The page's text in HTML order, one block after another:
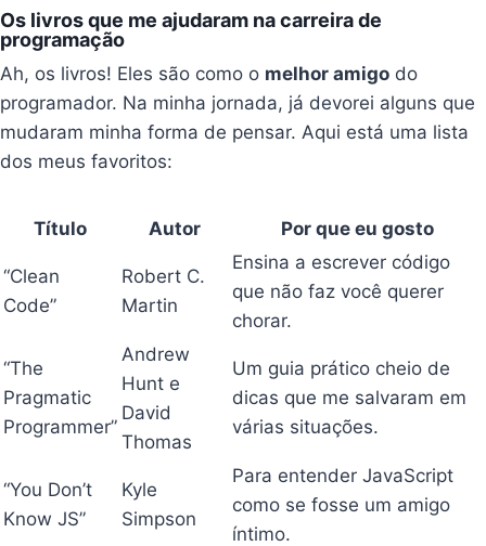
Os livros que me ajudaram na carreira de
programação
Ah, os livros! Eles são como o melhor amigo do
programador. Na minha jornada, já devorei alguns que
mudaram minha forma de pensar. Aqui está uma lista
dos meus favoritos:
Título Autor Por que eu gosto
“Clean
Code”
Robert C.
Martin
Ensina a escrever código
que não faz você querer
chorar.
“The
Pragmatic
Programmer”
Andrew
Hunt e
David
Thomas
Um guia prático cheio de
dicas que me salvaram em
várias situações.
“You Don’t
Know JS”
Kyle
Simpson
Para entender JavaScript
como se fosse um amigo
íntimo.